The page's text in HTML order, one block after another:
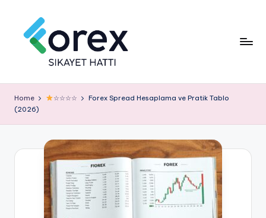
Home ☆☆☆☆
Forex Spread Hesaplama ve Pratik Tablo
(2026)